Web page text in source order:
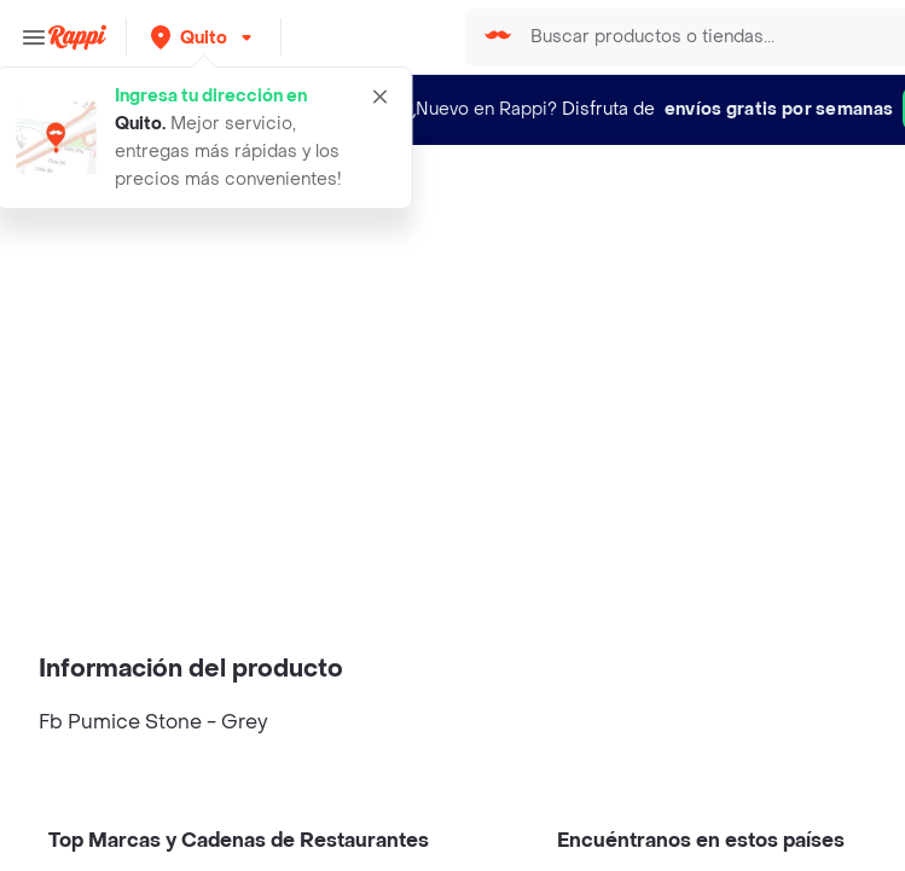
Quito
Ingresa tu dirección en
Quito. Mejor servicio,
entregas más rápidas y los
precios más convenientes!
¿Nuevo en Rappi? Disfruta de envíos gratis por semanas
belcam piedra pomez
Información del producto
Fb Pumice Stone - Grey
Top Marcas y Cadenas de Restaurantes Encuéntranos en estos países